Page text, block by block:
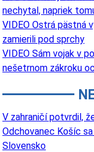
nechytal, napriek
VIDEO Ostrá pästná
zamierili pod sprchy
VIDEO Sám vojak v
nešetrnom zákroku
V zahraničí potvrdil,
Odchovanec Košíc
Slovensko